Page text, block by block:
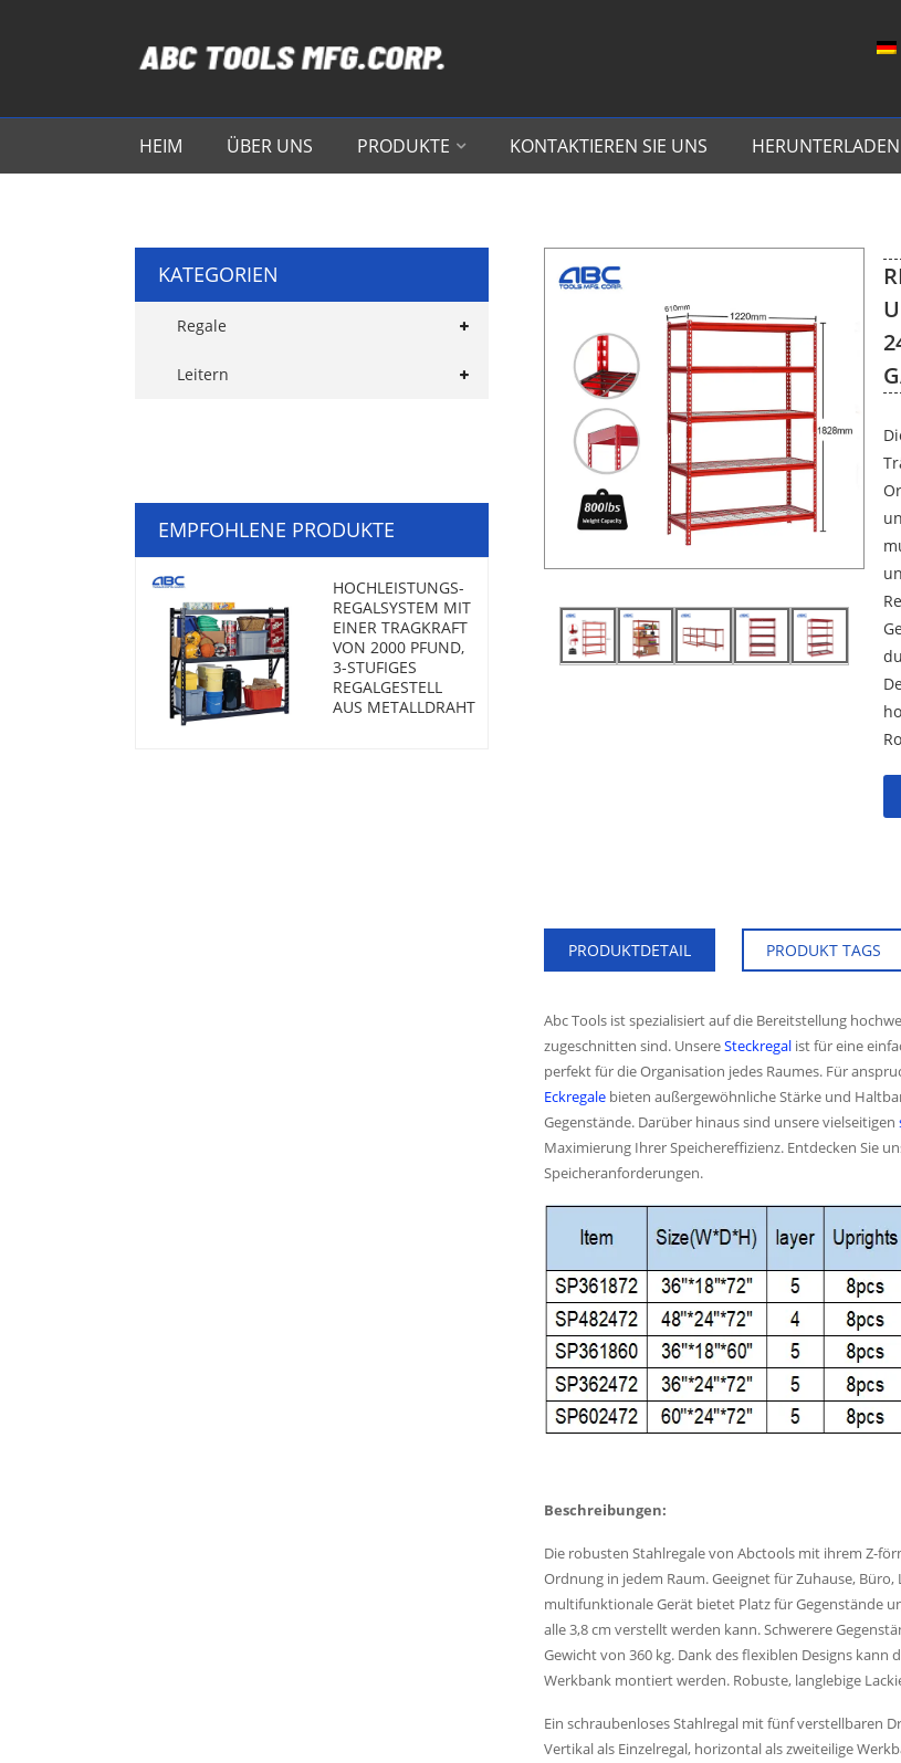
HEIM ÜBER UNS PRODUKTE KONTAKTIEREN SIE UNS HERUNTERLADEN
KATEGORIEN
Regale
Leitern
EMPFOHLENE PRODUKTE
HOCHLEISTUNGS-
REGALSYSTEM MIT
EINER TRAGKRAFT
VON 2000 PFUND,
3-STUFIGES
REGALGESTELL
AUS METALLDRAHT
PRODUKTDETAIL PRODUKT TAGS
Abc Tools ist spezialisiert auf die Bereitstellung
zugeschnitten sind. UnsereSteckregal ist für eine
perfekt für die Organisation jedes Raumes. Für
Eckregale bieten außergewöhnliche Stärke und
Gegenstände. Darüber hinaus sind unsere vielseitigen
Maximierung Ihrer Speichereffizienz. Entdecken Sie
Speicheranforderungen.
Beschreibungen:
Die robusten Stahlregale von Abctools mit ihrem Z-
Ordnung in jedem Raum. Geeignet für Zuhause,
multifunktionale Gerät bietet Platz für Gegenstände
alle 3,8 cm verstellt werden kann. Schwerere
Gewicht von 360 kg. Dank des flexiblen Designs kann
Werkbank montiert werden. Robuste, langlebige
Ein schraubenloses Stahlregal mit fünf verstellbaren
Vertikal als Einzelregal, horizontal als zweiteilige